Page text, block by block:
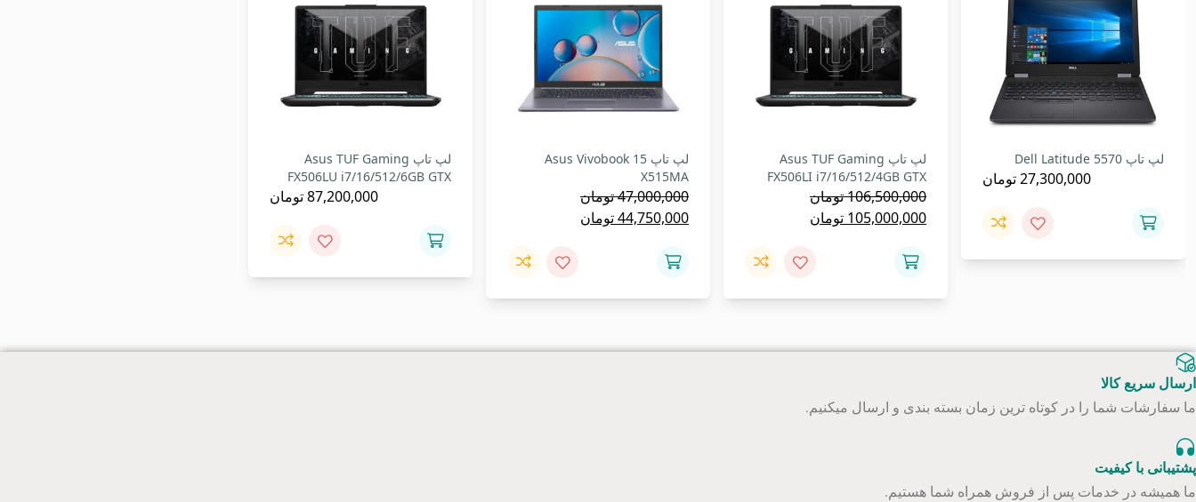
موجود می باشد.
لپ تاپ Dell Latitude 5570
27,300,000تومان
لپ تاپ Asus TUF Gaming
FX506LI i7/16/512/4GB GTX
106,500,000تومان
قیمت
105,000,000 تومان
105,000,000 تومان.
لپ تاپ Asus Vivobook 15
X515MA
47,000,000تومان
قیمت
44,750,000تومان
44,750,000 تومان.
لپ تاپ Asus TUF Gaming
FX506LU i7/16/512/6GB GTX
87,200,000تومان
ارسال سریع کالا
ما سفارشات شما را در کوتاه ترین زمان بسته بندی و ارسال میکنیم.
پشتیبانی با کیفیت
ما همیشه در خدمات پس از فروش همراه شما هستیم.